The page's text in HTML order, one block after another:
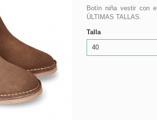
Botín niña vestir con
ÚLTIMAS TALLAS.
Talla
40